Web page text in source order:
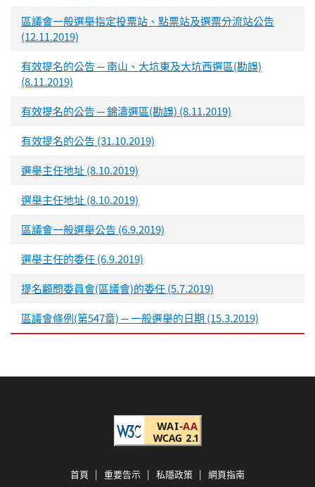
區議會一般選舉指定投票站、點票站及選票分流站公告
(12.11.2019)
有效提名的公告 ─ 南山、大坑東及大坑西選區(勘誤)
(8.11.2019)
有效提名的公告 ─ 錦濤選區(勘誤) (8.11.2019)
有效提名的公告 (31.10.2019)
選舉主任地址 (8.10.2019)
選舉主任地址 (8.10.2019)
區議會一般選舉公告 (6.9.2019)
選舉主任的委任 (6.9.2019)
提名顧問委員會(區議會)的委任 (5.7.2019)
區議會條例(第547章) ─ 一般選舉的日期 (15.3.2019)
首頁 | 重要告示 | 私隱政策 | 網頁指南